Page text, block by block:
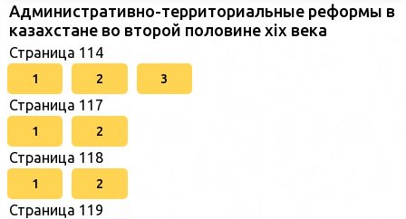
Административно-территориальные реформы в
казахстане во второй половине xix века
Страница 114
1 2 3
Страница 117
1 2
Страница 118
1 2
Страница 119